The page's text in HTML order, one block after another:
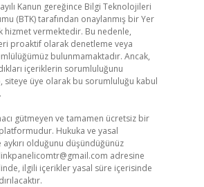
Kanun gereğince Bilgi Teknolojileri
(BTK) tarafından onaylanmış bir Yer
hizmet vermektedir. Bu nedenle,
proaktif olarak denetleme veya
bulunmamaktadır. Ancak,
içeriklerin sorumluluğunu
siteye üye olarak bu sorumluluğu kabul
gütmeyen ve tamamen ücretsiz bir
Hukuka ve yasal
olduğunu düşündüğünüz
adresine
ilgili içerikler yasal süre içerisinde